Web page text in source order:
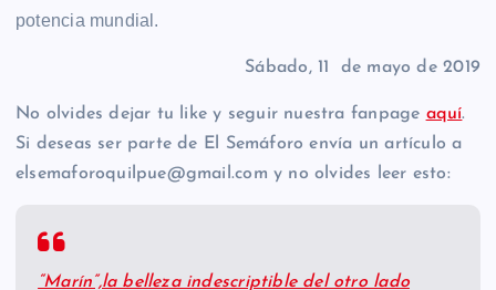
potencia mundial.
Sábado, 11 de mayo de 2019
No olvides dejar tu like y seguir nuestra fanpage aquí.
Si deseas ser parte de El Semáforo envía un artículo a
elsemaforoquilpue@gmail.com y no olvides leer esto:
“Marín”,la belleza indescriptible del otro lado